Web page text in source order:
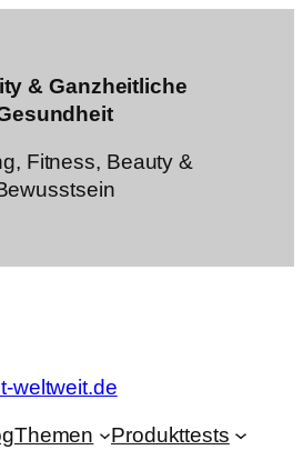
& Ganzheitliche
Fitness, Beauty &
weltweit.de
Themen
Produkttests